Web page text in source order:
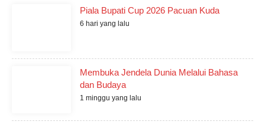
Piala Bupati Cup 2026 Pacuan Kuda
6 hari yang lalu
Membuka Jendela Dunia Melalui Bahasa
dan Budaya
1 minggu yang lalu